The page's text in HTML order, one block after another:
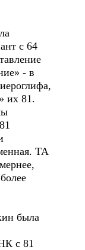
с 64
- в
их 81.
ТА
была
с 81